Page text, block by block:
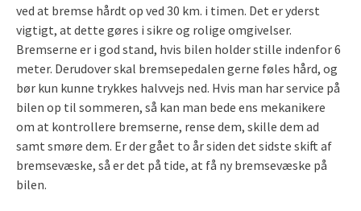
ved at bremse hårdt op ved 30 km. i timen. Det er yderst
vigtigt, at dette gøres i sikre og rolige omgivelser.
Bremserne er i god stand, hvis bilen holder stille indenfor 6
meter. Derudover skal bremsepedalen gerne føles hård, og
bør kun kunne trykkes halvvejs ned. Hvis man har service på
bilen op til sommeren, så kan man bede ens mekanikere
om at kontrollere bremserne, rense dem, skille dem ad
samt smøre dem. Er der gået to år siden det sidste skift af
bremsevæske, så er det på tide, at få ny bremsevæske på
bilen.